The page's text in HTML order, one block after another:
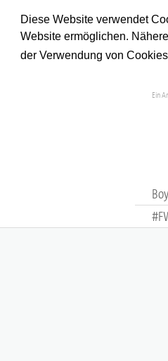
Diese Website verwendet
Website ermöglichen.
der Verwendung von
Ein